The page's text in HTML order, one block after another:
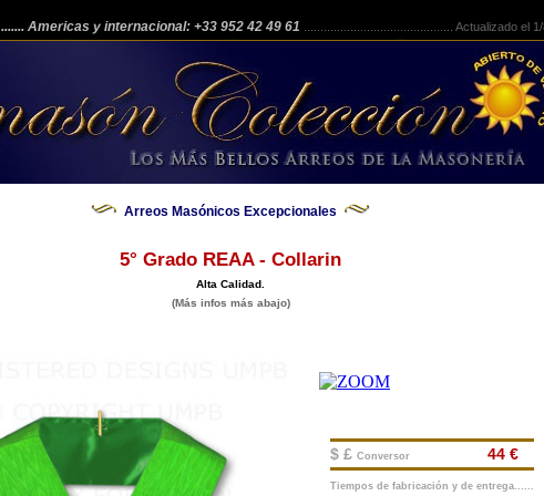
....... Americas y internacional: +33 952 42 49 61 Actualizado el 1/
Arreos Masónicos Excepcionales
5° Grado REAA - Collarin
Alta Calidad.
(Más infos más abajo)
$ £ Conversor
Tiempos de fabricación y de entrega......
44 €